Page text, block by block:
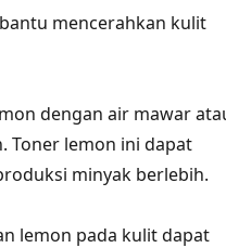
mencerahkan kulit
dengan air mawar
Toner lemon ini dapat
minyak berlebih.
lemon pada kulit dapat